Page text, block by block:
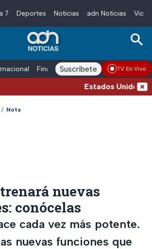
7 Deportes Noticias adn Noticias
Finanzas adn Noticias Radio
Suscríbete TV En Vivo
Estados Unidos
/ Nota
nuevas
conócelas
cada vez más potente.
nuevas funciones que